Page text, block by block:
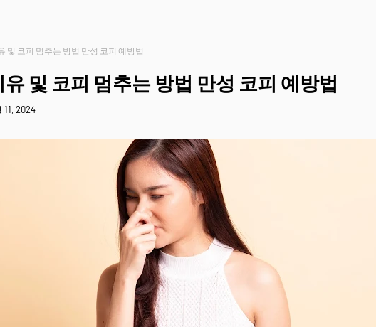
및 코피 멈추는 방법 만성 코피 예방법
및 코피 멈추는 방법 만성 코피 예방법
11, 2024